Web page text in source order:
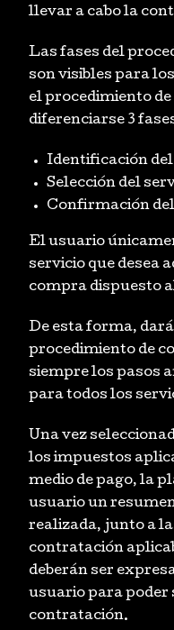
llevar a cabo la
Las fases del
son visibles para
el procedimiento
diferenciarse 3
Identificación
Selección del
Confirmación
El usuario
servicio que desea
compra dispuesto
De esta forma,
procedimiento de
siempre los pasos
para todos los
Una vez
los impuestos
medio de pago, la
usuario un
realizada, junto a
contratación
deberán ser
usuario para poder
contratación.